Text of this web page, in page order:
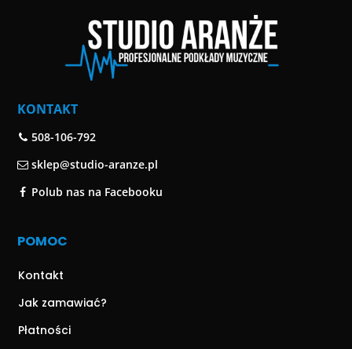
KONTAKT
508-106-792
sklep@studio-aranze.pl
Polub nas na Facebooku
POMOC
Kontakt
Jak zamawiać?
Płatności